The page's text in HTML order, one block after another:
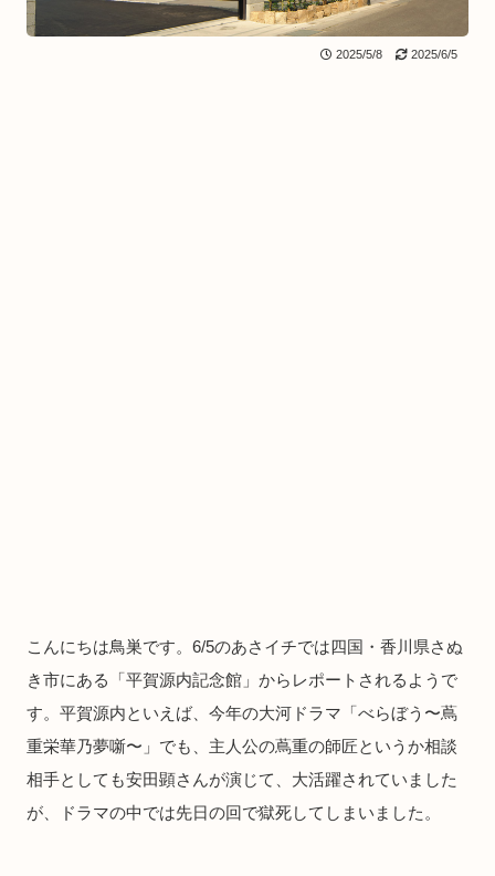
2025/5/8 2025/6/5
こんにちは鳥巣です。6/5のあさイチでは四国・香川県さぬ
き市にある「平賀源内記念館」からレポートされるようで
す。平賀源内といえば、今年の大河ドラマ「べらぼう〜蔦
重栄華乃夢噺〜」でも、主人公の蔦重の師匠というか相談
相手としても安田顕さんが演じて、大活躍されていました
が、ドラマの中では先日の回で獄死してしまいました。